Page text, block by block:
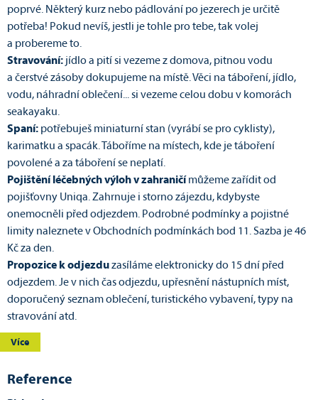
poprvé. Některý kurz nebo pádlování po jezerech je určitě
potřeba! Pokud nevíš, jestli je tohle pro tebe, tak volej
a probereme to.
Stravování: jídlo a pití si vezeme z domova, pitnou vodu
a čerstvé zásoby dokupujeme na místě. Věci na táboření, jídlo,
vodu, náhradní oblečení... si vezeme celou dobu v komorách
seakayaku.
Spaní: potřebuješ miniaturní stan (vyrábí se pro cyklisty),
karimatku a spacák. Táboříme na místech, kde je táboření
povolené a za táboření se neplatí.
Pojištění léčebných výloh v zahraničí můžeme zařídit od
pojišťovny Uniqa. Zahrnuje i storno zájezdu, kdybyste
onemocněli před odjezdem. Podrobné podmínky a pojistné
limity naleznete v Obchodních podmínkách bod 11. Sazba je 46
Kč za den.
Propozice k odjezduzasíláme elektronicky do 15 dní před
odjezdem. Je v nich čas odjezdu, upřesnění nástupních míst,
doporučený seznam oblečení, turistického vybavení, typy na
stravování atd.
Více
Reference